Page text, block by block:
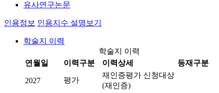
유사연구논문
인용정보 인용지수 설명보기
학술지 이력
학술지 이력
연월일
이력구분 이력상세 등재구분
2027 평가
재인증평가 신청대상
(재인증)